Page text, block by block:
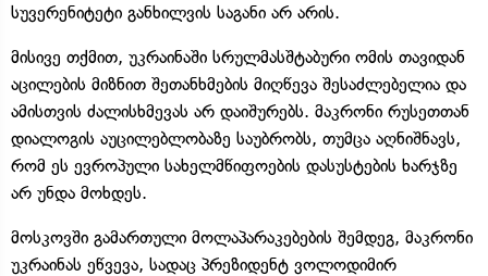
სუვერენიტეტი განხილვის საგანი არ არის.
მისივე თქმით, უკრაინაში სრულმასშტაბური ომის თავიდან
აცილების მიზნით შეთანხმების მიღწევა შესაძლებელია და
ამისთვის ძალისხმევას არ დაიშურებს. მაკრონი რუსეთთან
დიალოგის აუცილებლობაზე საუბრობს, თუმცა აღნიშნავს,
რომ ეს ევროპული სახელმწიფოების დასუსტების ხარჯზე
არ უნდა მოხდეს.
მოსკოვში გამართული მოლაპარაკებების შემდეგ, მაკრონი
უკრაინას ეწვევა, სადაც პრეზიდენტ ვოლოდიმირ